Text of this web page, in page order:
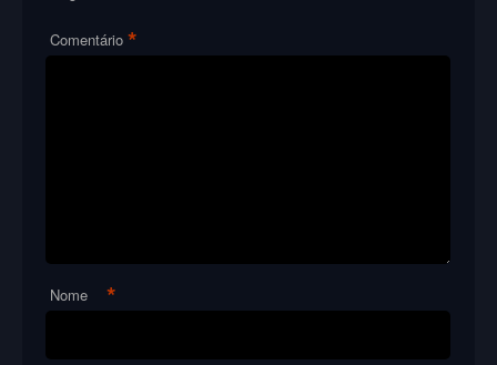
Comentário *
Nome *